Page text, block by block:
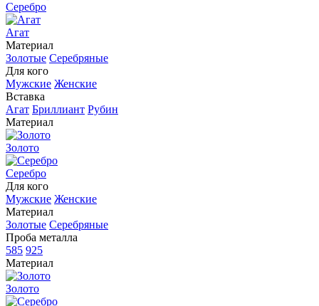
Серебро
Агат
Материал
Золотые Серебряные
Для кого
Мужские Женские
Вставка
Агат Бриллиант Рубин
Материал
Золото
Серебро
Для кого
Мужские Женские
Материал
Золотые Серебряные
Проба металла
585 925
Материал
Золото